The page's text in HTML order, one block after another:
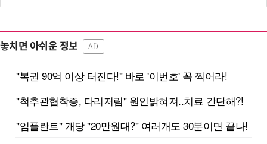
놓치면 아쉬운 정보 AD